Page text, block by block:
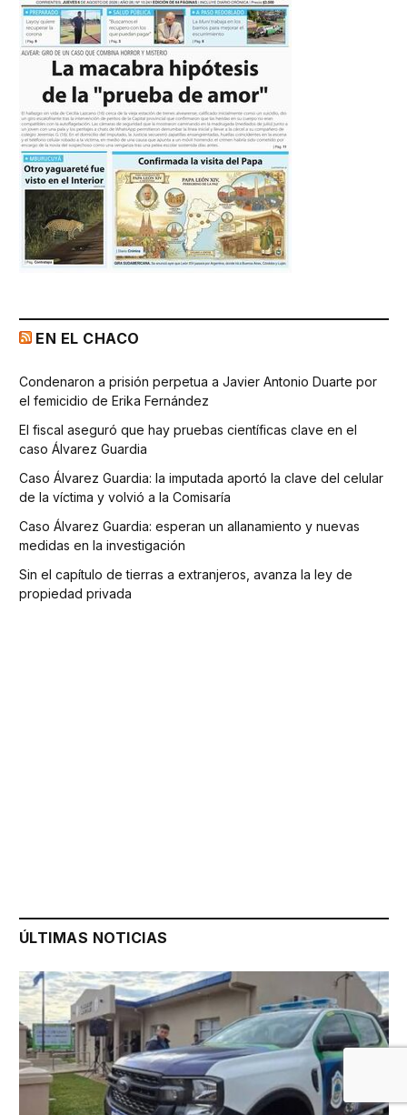
EN EL CHACO
Condenaron a prisión perpetua a Javier Antonio Duarte por
el femicidio de Erika Fernández
El fiscal aseguró que hay pruebas científicas clave en el
caso Álvarez Guardia
Caso Álvarez Guardia: la imputada aportó la clave del celular
de la víctima y volvió a la Comisaría
Caso Álvarez Guardia: esperan un allanamiento y nuevas
medidas en la investigación
Sin el capítulo de tierras a extranjeros, avanza la ley de
propiedad privada
ÚLTIMAS NOTICIAS